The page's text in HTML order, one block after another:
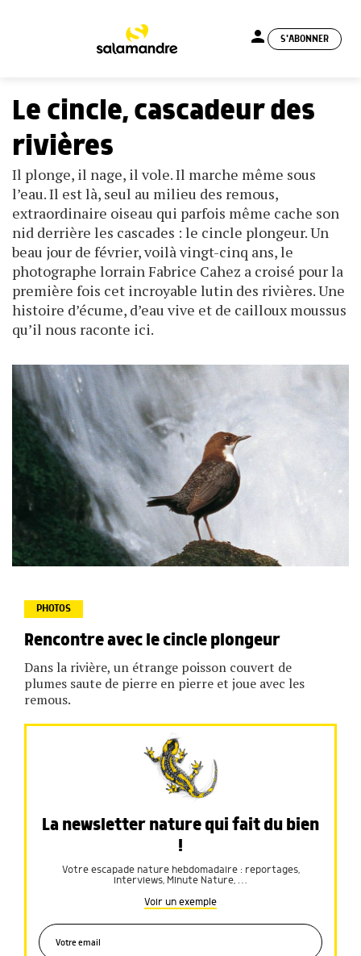
person S'ABONNER
Le cincle, cascadeur des
rivières
Il plonge, il nage, il vole. Il marche même sous
l’eau. Il est là, seul au milieu des remous,
extraordinaire oiseau qui parfois même cache son
nid derrière les cascades : le cincle plongeur. Un
beau jour de février, voilà vingt-cinq ans, le
photographe lorrain Fabrice Cahez a croisé pour la
première fois cet incroyable lutin des rivières. Une
histoire d’écume, d’eau vive et de cailloux moussus
qu’il nous raconte ici.
Cincle devant des chutes d'eau / © Daniel Magnin
PHOTOS
Rencontre avec le cincle plongeur
Dans la rivière, un étrange poisson couvert de
plumes saute de pierre en pierre et joue avec les
remous.
La newsletter nature qui fait du bien
!
Votre escapade nature hebdomadaire : reportages,
interviews, Minute Nature, …
Voir un exemple